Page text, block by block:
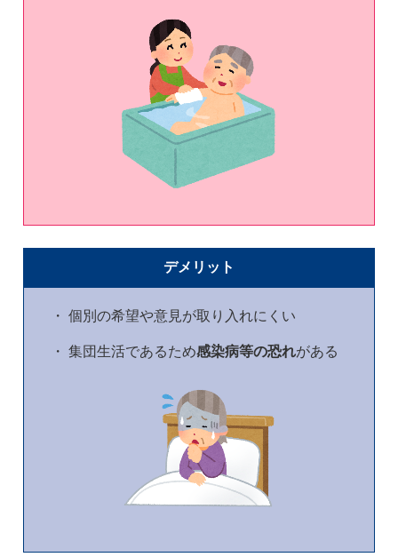
デメリット
・ 個別の希望や意見が取り入れにくい
・ 集団生活であるため感染病等の恐れがある